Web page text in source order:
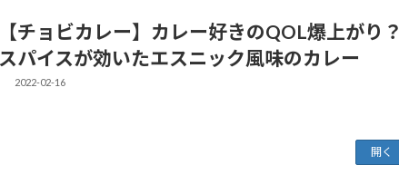
【チョビカレー】カレー好きのQOL爆上がり？
スパイスが効いたエスニック風味のカレー
2022-02-16
開く